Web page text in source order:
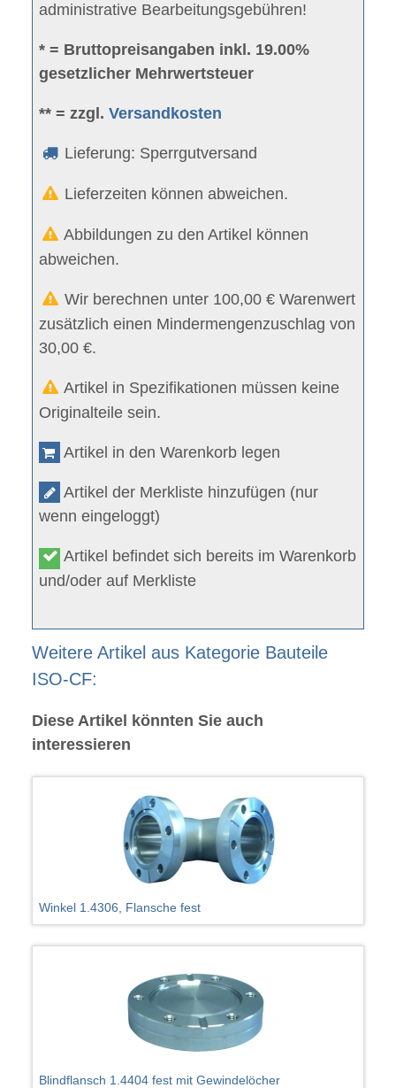
administrative Bearbeitungsgebühren!
* = Bruttopreisangaben inkl. 19.00%
gesetzlicher Mehrwertsteuer
** = zzgl.Versandkosten
Lieferung: Sperrgutversand
Lieferzeiten können abweichen.
Abbildungen zu den Artikel können
abweichen.
Wir berechnen unter 100,00 € Warenwert
zusätzlich einen Mindermengenzuschlag von
30,00 €.
Artikel in Spezifikationen müssen keine
Originalteile sein.
Artikel in den Warenkorb legen
Artikel der Merkliste hinzufügen (nur
wenn eingeloggt)
Artikel befindet sich bereits im Warenkorb
und/oder auf Merkliste
Weitere Artikel aus Kategorie Bauteile
ISO-CF:
Diese Artikel könnten Sie auch
interessieren
Winkel 1.4306, Flansche fest
Blindflansch 1.4404 fest mit Gewindelöcher